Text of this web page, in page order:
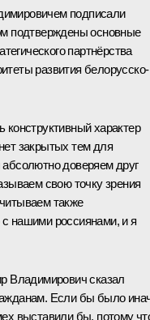
подписали
подтверждены основные
партнёрства
развития белорусско-
характер
закрытых тем для
доверяем друг
свою точку зрения
также
нашими россиянами, и я
Владимирович сказал
Если бы было
выставили бы, потому